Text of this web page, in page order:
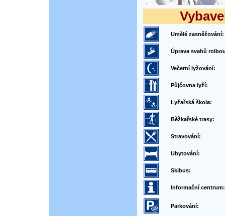
Umělé zasněžování:
Úprava svahů
Večerní lyžování:
Půjčovna lyží:
Lyžařská škola:
Běžkařské trasy:
Stravování:
Ubytování:
Skibus:
Informační centrum:
Parkování: